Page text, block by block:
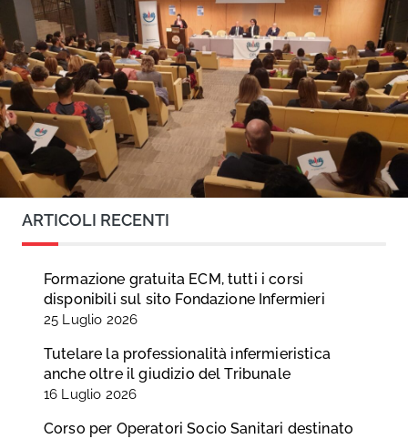
ARTICOLI RECENTI
Formazione gratuita ECM, tutti i corsi
disponibili sul sito Fondazione Infermieri
25 Luglio 2026
Tutelare la professionalità infermieristica
anche oltre il giudizio del Tribunale
16 Luglio 2026
Corso per Operatori Socio Sanitari destinato